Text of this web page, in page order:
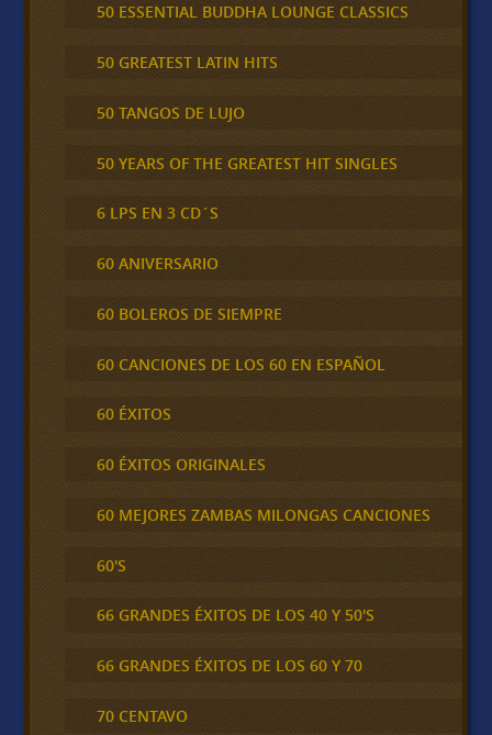
50 ESSENTIAL BUDDHA LOUNGE CLASSICS
50 GREATEST LATIN HITS
50 TANGOS DE LUJO
50 YEARS OF THE GREATEST HIT SINGLES
6 LPS EN 3 CD´S
60 ANIVERSARIO
60 BOLEROS DE SIEMPRE
60 CANCIONES DE LOS 60 EN ESPAÑOL
60 ÉXITOS
60 ÉXITOS ORIGINALES
60 MEJORES ZAMBAS MILONGAS CANCIONES
60'S
66 GRANDES ÉXITOS DE LOS 40 Y 50'S
66 GRANDES ÉXITOS DE LOS 60 Y 70
70 CENTAVO